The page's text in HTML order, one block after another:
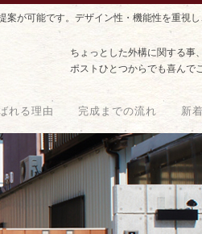
が可能です。デザイン性・機能性を重視
ちょっとした外構に関する事
ポストひとつからでも喜んで
れる理由 完成までの流れ 新